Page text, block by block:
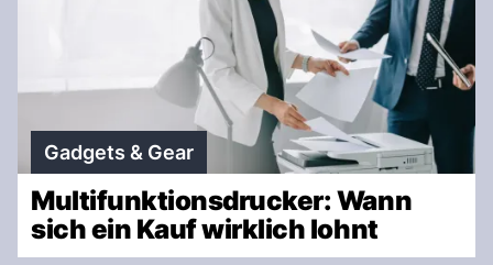
Gadgets & Gear
Multifunktionsdrucker: Wann
sich ein Kauf wirklich lohnt